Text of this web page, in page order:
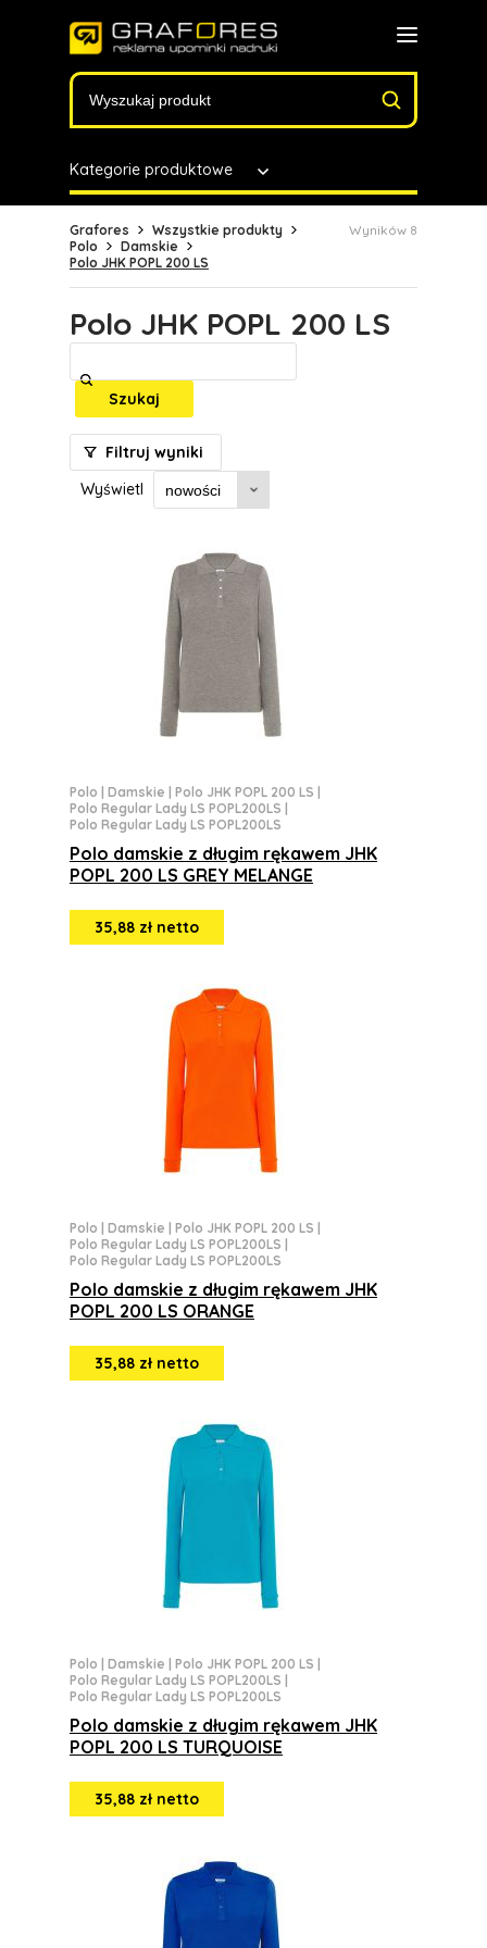
Kategorie produktowe
Grafores
Wszystkie produkty
Polo
Damskie
Polo JHK POPL 200 LS
Wyników 8
Polo JHK POPL 200 LS
Szukaj
Filtruj wyniki
Wyświetl
Polo Damskie Polo JHK POPL 200 LS
Polo Regular Lady LS POPL200LS
Polo Regular Lady LS POPL200LS
Polo damskie z długim rękawem JHK
POPL 200 LS GREY MELANGE
35,88 zł netto
Polo Damskie Polo JHK POPL 200 LS
Polo Regular Lady LS POPL200LS
Polo Regular Lady LS POPL200LS
Polo damskie z długim rękawem JHK
POPL 200 LS ORANGE
35,88 zł netto
Polo Damskie Polo JHK POPL 200 LS
Polo Regular Lady LS POPL200LS
Polo Regular Lady LS POPL200LS
Polo damskie z długim rękawem JHK
POPL 200 LS TURQUOISE
35,88 zł netto